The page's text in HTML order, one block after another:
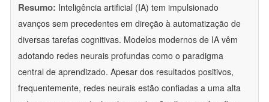
Resumo: Inteligência artificial (IA) tem impulsionado
avanços sem precedentes em direção à automatização de
diversas tarefas cognitivas. Modelos modernos de IA vêm
adotando redes neurais profundas como o paradigma
central de aprendizado. Apesar dos resultados positivos,
frequentemente, redes neurais estão confiadas a uma alta